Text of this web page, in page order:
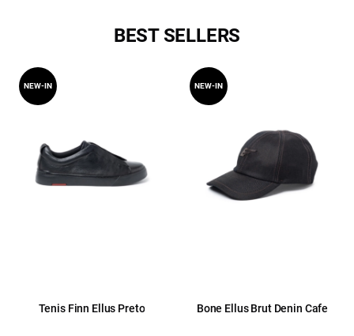
BEST SELLERS
Tenis Finn Ellus Preto
NEW-IN
Bone Ellus Brut Denin Cafe
NEW-IN